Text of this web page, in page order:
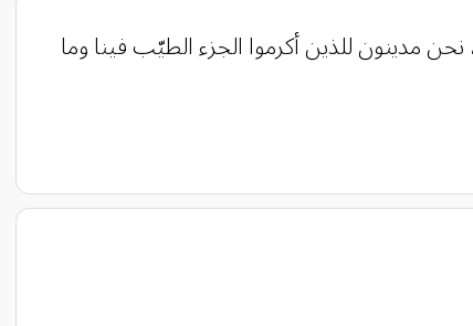
مدينون للذين أكرموا الجزء الطيّب فينا وما